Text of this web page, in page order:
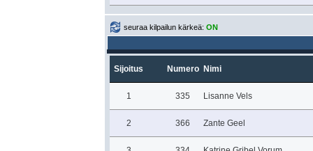
seuraa kilpailun kärkeä: ON
Sijoitus Numero Nimi
1 335 Lisanne Vels
2 366 Zante Geel